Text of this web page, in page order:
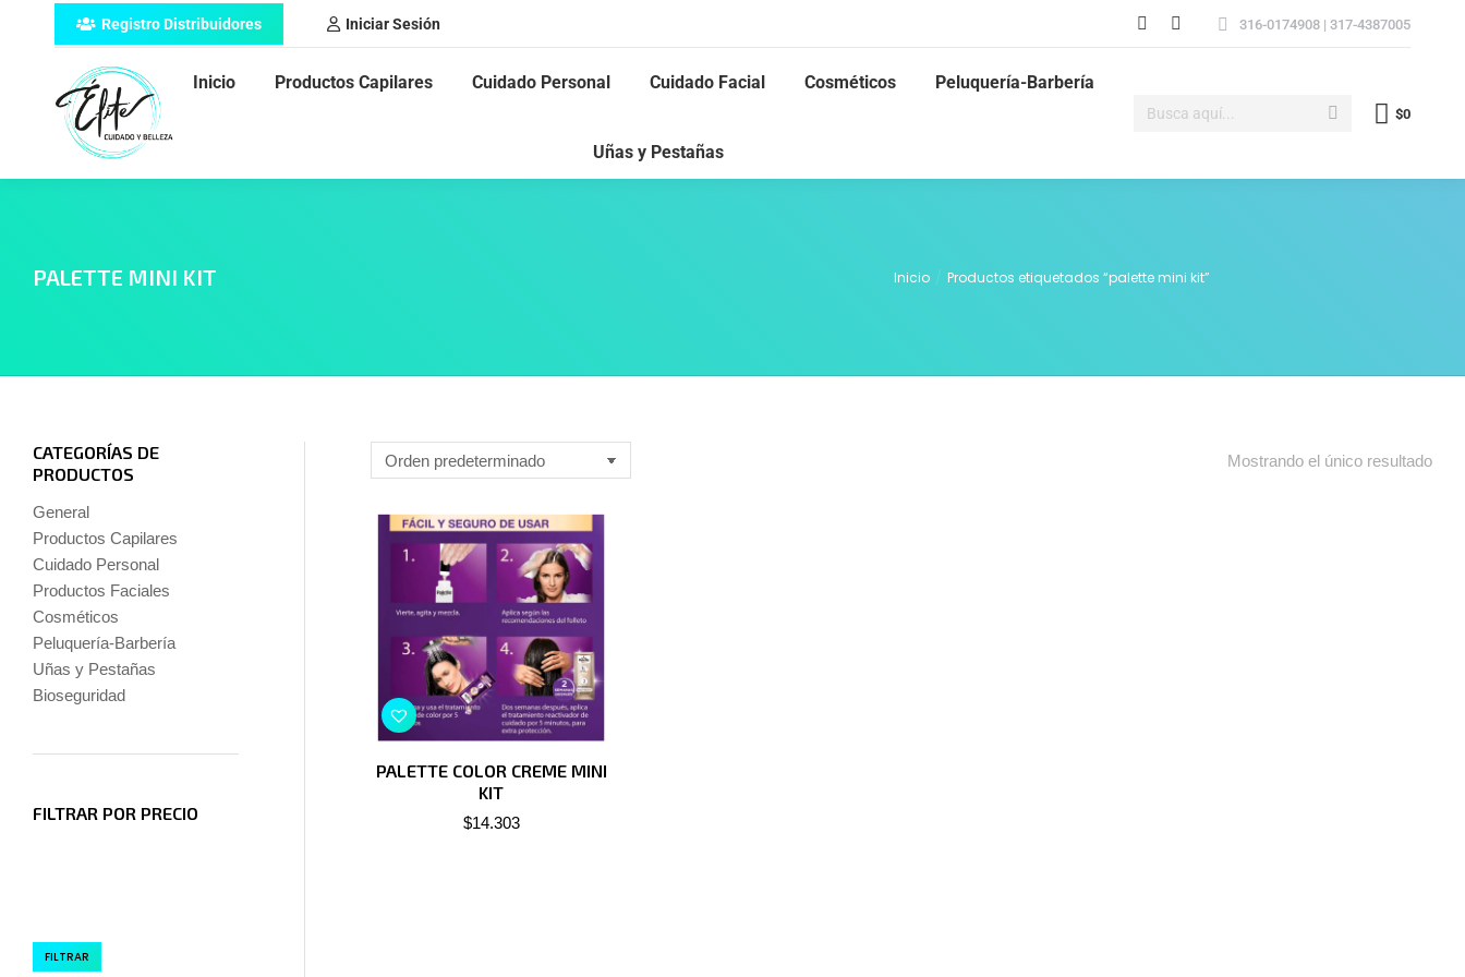
Registro Distribuidores Iniciar Sesión 316-0174908 | 317-4387005
Inicio Productos Capilares Cuidado Personal Cuidado Facial Cosméticos Peluquería-Barbería
Uñas y Pestañas
$0
PALETTE MINI KIT Inicio Productos etiquetados “palette mini kit”
Mostrando el único resultado
PALETTE COLOR CREME MINI
KIT
$14.303
CATEGORÍAS DE
PRODUCTOS
General
Productos Capilares
Cuidado Personal
Productos Faciales
Cosméticos
Peluquería-Barbería
Uñas y Pestañas
Bioseguridad
FILTRAR POR PRECIO
FILTRAR